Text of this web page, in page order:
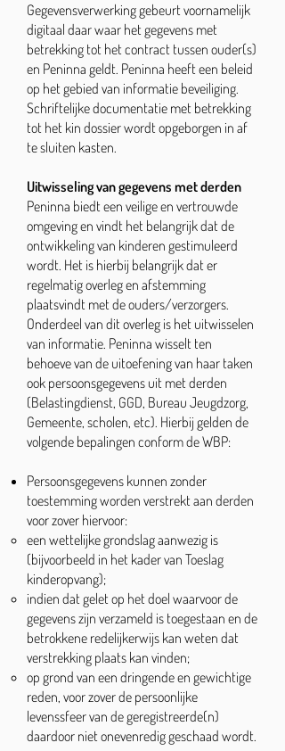
Gegevensverwerking gebeurt voornamelijk
digitaal daar waar het gegevens met
betrekking tot het contract tussen ouder(s)
en Peninna geldt. Peninna heeft een beleid
op het gebied van informatie beveiliging.
Schriftelijke documentatie met betrekking
tot het kin dossier wordt opgeborgen in af
te sluiten kasten.
Uitwisseling van gegevens met derden
Peninna biedt een veilige en vertrouwde
omgeving en vindt het belangrijk dat de
ontwikkeling van kinderen gestimuleerd
wordt. Het is hierbij belangrijk dat er
regelmatig overleg en afstemming
plaatsvindt met de ouders/verzorgers.
Onderdeel van dit overleg is het uitwisselen
van informatie. Peninna wisselt ten
behoeve van de uitoefening van haar taken
ook persoonsgegevens uit met derden
(Belastingdienst, GGD, Bureau Jeugdzorg,
Gemeente, scholen, etc). Hierbij gelden de
volgende bepalingen conform de WBP:
Persoonsgegevens kunnen zonder
toestemming worden verstrekt aan derden
voor zover hiervoor:
een wettelijke grondslag aanwezig is
(bijvoorbeeld in het kader van Toeslag
kinderopvang);
indien dat gelet op het doel waarvoor de
gegevens zijn verzameld is toegestaan en de
betrokkene redelijkerwijs kan weten dat
verstrekking plaats kan vinden;
op grond van een dringende en gewichtige
reden, voor zover de persoonlijke
levenssfeer van de geregistreerde(n)
daardoor niet onevenredig geschaad wordt.